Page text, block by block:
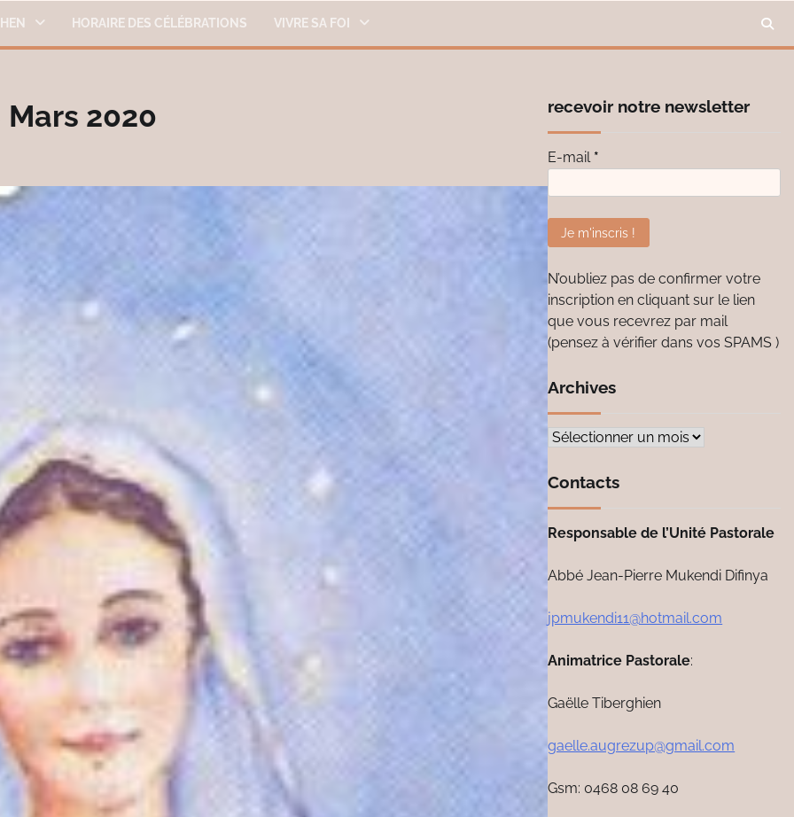
HORAIRE DES CÉLÉBRATIONS VIVRE SA FOI
2020 recevoir notre newsletter
E-mail *
N’oubliez pas de confirmer votre
inscription en cliquant sur le lien
que vous recevrez par mail
(pensez à vérifier dans vos SPAMS )
Archives
Archives
Contacts
Responsable de l’Unité Pastorale
Abbé Jean-Pierre Mukendi Difinya
jpmukendi11@hotmail.com
Animatrice Pastorale:
Gaëlle Tiberghien
gaelle.augrezup@gmail.com
Gsm: 0468 08 69 40